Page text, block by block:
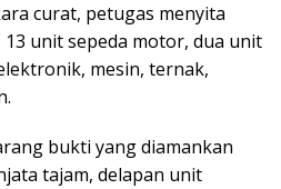
curat, petugas menyita
unit sepeda motor, dua unit
mesin, ternak,
bukti yang diamankan
tajam, delapan unit